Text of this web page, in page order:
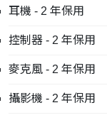
耳機 - 2 年保用
控制器 - 2 年保用
麥克風 - 2 年保用
攝影機 - 2 年保用